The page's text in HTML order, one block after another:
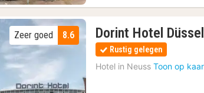
8.6
Zeer goed Dorint Hotel
Rustig gelegen
Hotel in Neuss Toon op